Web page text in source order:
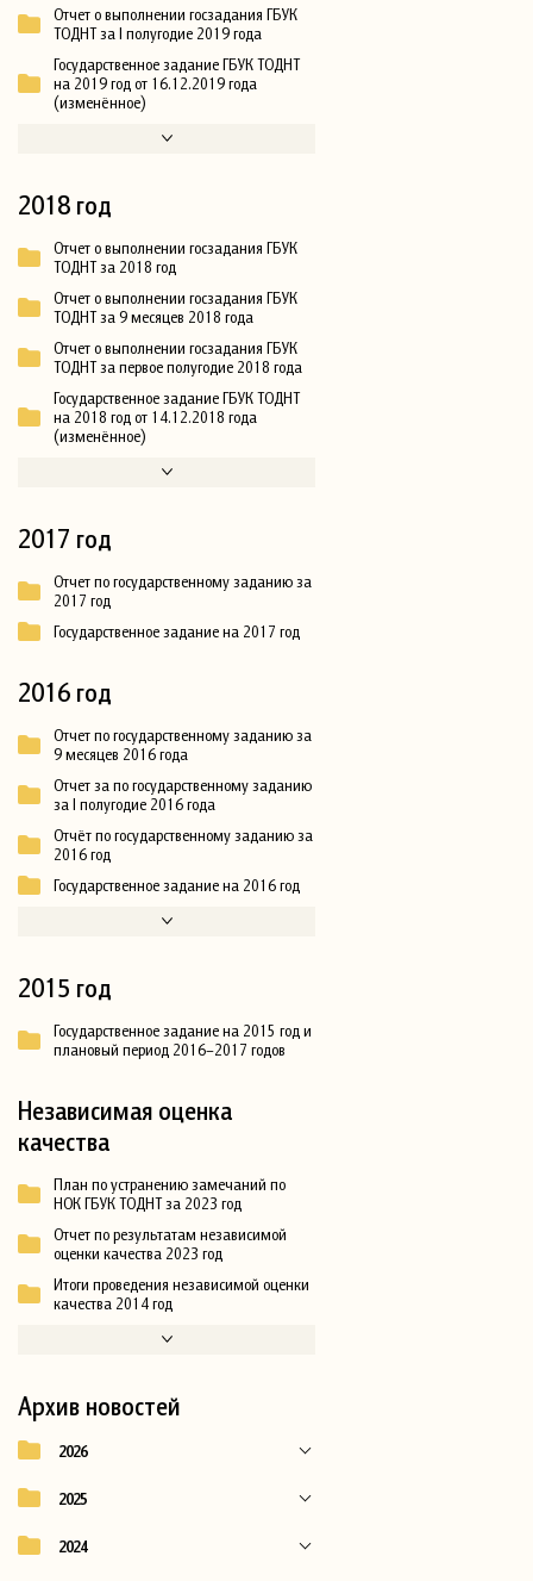
Отчет о выполнении госзадания ГБУК
ТОДНТ за I полугодие 2019 года
Государственное задание ГБУК ТОДНТ
на 2019 год от 16.12.2019 года
(изменённое)
2018 год
Отчет о выполнении госзадания ГБУК
ТОДНТ за 2018 год
Отчет о выполнении госзадания ГБУК
ТОДНТ за 9 месяцев 2018 года
Отчет о выполнении госзадания ГБУК
ТОДНТ за первое полугодие 2018 года
Государственное задание ГБУК ТОДНТ
на 2018 год от 14.12.2018 года
(изменённое)
2017 год
Отчет по государственному заданию за
2017 год
Государственное задание на 2017 год
2016 год
Отчет по государственному заданию за
9 месяцев 2016 года
Отчет за по государственному заданию
за I полугодие 2016 года
Отчёт по государственному заданию за
2016 год
Государственное задание на 2016 год
2015 год
Государственное задание на 2015 год и
плановый период 2016–2017 годов
Независимая оценка
качества
План по устранению замечаний по
НОК ГБУК ТОДНТ за 2023 год
Отчет по результатам независимой
оценки качества 2023 год
Итоги проведения независимой оценки
качества 2014 год
Архив новостей
2026
2025
2024